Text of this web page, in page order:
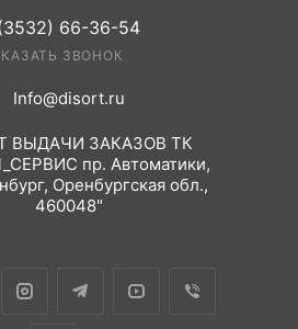
66-36-54
ЗВОНОК
Info@disort.ru
ВЫДАЧИ ЗАКАЗОВ ТК
пр. Автоматики,
Оренбургская обл.,
460048"